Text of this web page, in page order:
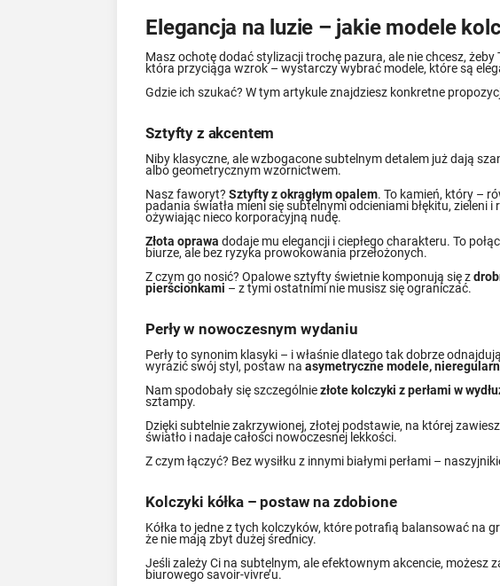
Elegancja na luzie – jakie modele
Masz ochotę dodać stylizacji trochę pazura, ale nie chcesz,
która przyciąga wzrok – wystarczy wybrać modele, które są
Gdzie ich szukać? W tym artykule znajdziesz konkretne
Sztyfty z akcentem
Niby klasyczne, ale wzbogacone subtelnym detalem już dają
albo geometrycznym wzornictwem.
Nasz faworyt?Sztyfty z okrągłym opalem. To kamień, który –
padania światła mieni się subtelnymi odcieniami błękitu,
ożywiając nieco korporacyjną nudę.
Złota oprawa dodaje mu elegancji i ciepłego charakteru. To
biurze, ale bez ryzyka prowokowania przełożonych.
Z czym go nosić? Opalowe sztyfty świetnie komponują się z
pierścionkami – z tymi ostatnimi nie musisz się ograniczać.
Perły w nowoczesnym wydaniu
Perły to synonim klasyki – i właśnie dlatego tak dobrze
wyrazić swój styl, postaw naasymetryczne modele,
Nam spodobały się szczególniezłote kolczyki z perłami w
sztampy.
Dzięki subtelnie zakrzywionej, złotej podstawie, na której
światło i nadaje całości nowoczesnej lekkości.
Z czym łączyć? Bez wysiłku z innymi białymi perłami –
Kolczyki kółka – postaw na zdobione
Kółka to jedne z tych kolczyków, które potrafią balansować na
że nie mają zbyt dużej średnicy.
Jeśli zależy Ci na subtelnym, ale efektownym akcencie, możesz
biurowego savoir-vivre’u.